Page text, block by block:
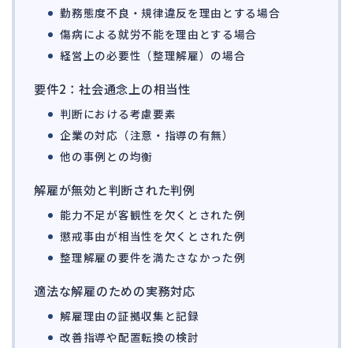
品質・リコール 49
情報漏洩・サイバー 256
事業再編 69
手続
私的整理 142
法的整理 449
換価・競売 54
勤務態度不良・規律違反を理由とする場合
傷病による就労不能を理由とする場合
経営上の必要性（整理解雇）の場合
要件2：社会通念上の相当性
判断における考慮要素
企業の対応（注意・指導の有無）
他の事例との均衡
解雇が無効と判断された判例
能力不足が客観性を欠くとされた例
懲戒事由が相当性を欠くとされた例
整理解雇の要件を満たさなかった例
適法な解雇のための実務対応
解雇理由の証拠収集と記録
改善指導や配置転換の検討